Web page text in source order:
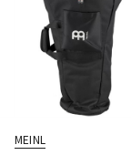
MEINL